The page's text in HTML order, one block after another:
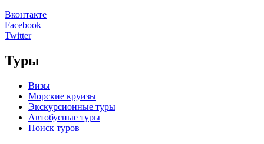
Вконтакте
Facebook
Twitter
Туры
Визы
Морские круизы
Экскурсионные туры
Автобусные туры
Поиск туров